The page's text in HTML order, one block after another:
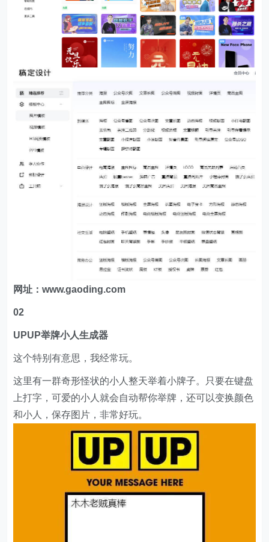
网址：www.gaoding.com
02
UPUP举牌小人生成器
这个特别有意思，我经常玩。
这里有一群奇形怪状的小人整天举着小牌子。只要在键盘
上打字，可爱的小人就会自动帮你举牌，还可以变换颜色
和小人，保存图片，非常好玩。